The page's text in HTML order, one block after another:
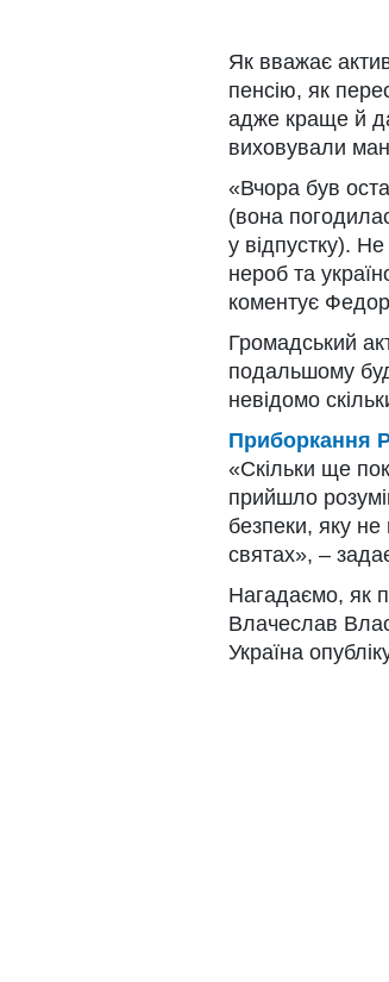
Як вважає
пенсію, як
адже краще й
виховували
«Вчора був
(вона
у відпустку).
нероб та
коментує
Громадський
подальшому
невідомо
Приборкання
«Скільки ще
прийшло
безпеки, яку
святах», –
Нагадаємо, як
Влачеслав
Україна